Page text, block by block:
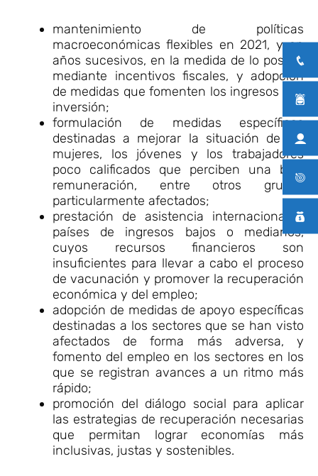
mantenimiento de políticas
macroeconómicas flexibles en 2021, y en
años sucesivos, en la medida de lo posible
mediante incentivos fiscales, y adopción
de medidas que fomenten los ingresos y la
inversión;
formulación de medidas específicas
destinadas a mejorar la situación de las
mujeres, los jóvenes y los trabajadores
poco calificados que perciben una baja
remuneración, entre otros grupos
particularmente afectados;
prestación de asistencia internacional a
países de ingresos bajos o medianos,
cuyos recursos financieros son
insuficientes para llevar a cabo el proceso
de vacunación y promover la recuperación
económica y del empleo;
adopción de medidas de apoyo específicas
destinadas a los sectores que se han visto
afectados de forma más adversa, y
fomento del empleo en los sectores en los
que se registran avances a un ritmo más
rápido;
promoción del diálogo social para aplicar
las estrategias de recuperación necesarias
que permitan lograr economías más
inclusivas, justas y sostenibles.